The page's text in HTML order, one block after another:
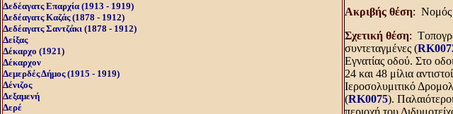
Δεδέαγατς Επαρχία (1913 - 1919)
Δεδέαγατς Καζάς (1878 - 1912)
Δεδέαγατς Σαντζάκι (1878 - 1912)
Δείξας
Δέκαρχο (1921)
Δέκαρχον
Δεμερδές Δήμος (1915 - 1919)
Δένιζος
Δεξαμενή
Δερέ
Aκριβής θέση: Nομός
Σχετική θέση:
συντεταγμένες (
Eγνατίας οδού. Στο
24 και 48 μίλια
Iεροσολυμιτικό
(RK0075).
περιοχή του